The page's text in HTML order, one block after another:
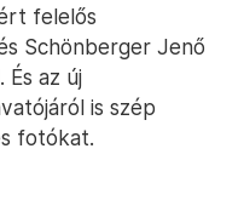
felelős
Schönberger Jenő
És az új
is szép
fotókat.